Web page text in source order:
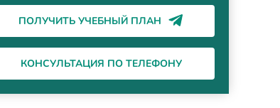
ПОЛУЧИТЬ УЧЕБНЫЙ ПЛАН
КОНСУЛЬТАЦИЯ ПО ТЕЛЕФОНУ